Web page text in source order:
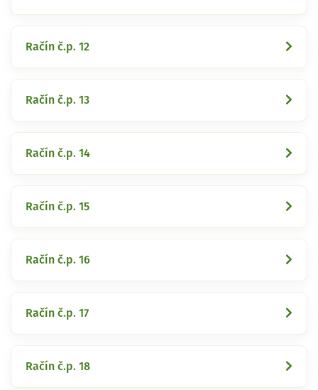
Račín č.p. 12
Račín č.p. 13
Račín č.p. 14
Račín č.p. 15
Račín č.p. 16
Račín č.p. 17
Račín č.p. 18